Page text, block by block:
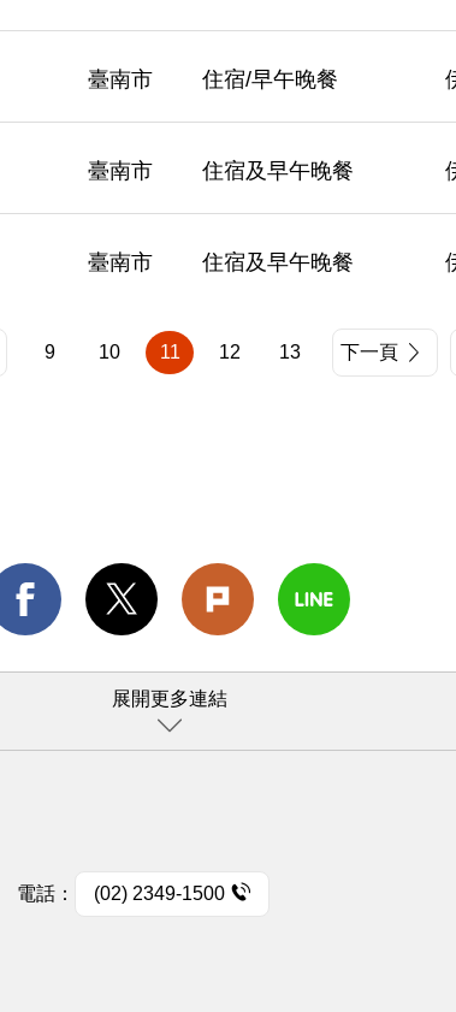
臺南市 住宿/早午晚餐
臺南市 住宿及早午晚餐
臺南市 住宿及早午晚餐
9 10 11 12 13 下一頁
展開更多連結
電話： (02) 2349-1500